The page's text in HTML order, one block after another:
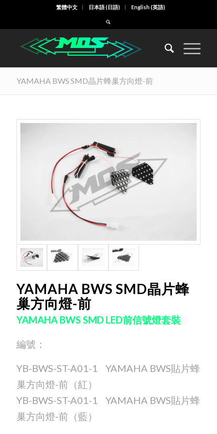
繁體中文 日本語(日語) English(英語)
YAMAHA BWS SMD晶片蜂巢方向燈-前
YAMAHA BWS SMD晶片蜂
巢方向燈-前
YAMAHA BWS SMD LED前信號燈套裝
編號：
YB-BWS-ST-A01-1 YAMAHA BWS貼片蜂
巢方向燈-前（紅）
YB-BWS-ST-A01-1 YAMAHA BWS貼片蜂
巢方向燈-前（藍）